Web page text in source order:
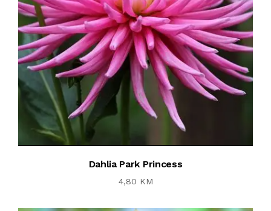
Dahlia Park Princess
4,80 KM